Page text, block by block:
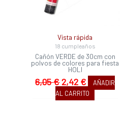
Vista rápida
18 cumpleaños
Cañón VERDE de 30cm con
polvos de colores para fiesta
HOLI
6,05€2,42 €
AÑADIR
AL CARRITO